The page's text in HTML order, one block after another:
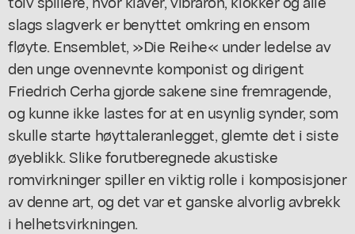
slags slagverk er benyttet omkring en ensom
fløyte. Ensemblet, »Die Reihe« under ledelse av
den unge ovennevnte komponist og dirigent
Friedrich Cerha gjorde sakene sine fremragende,
og kunne ikke lastes for at en usynlig synder, som
skulle starte høyttaleranlegget, glemte det i siste
øyeblikk. Slike forutberegnede akustiske
romvirkninger spiller en viktig rolle i komposisjoner
av denne art, og det var et ganske alvorlig avbrekk
i helhetsvirkningen.